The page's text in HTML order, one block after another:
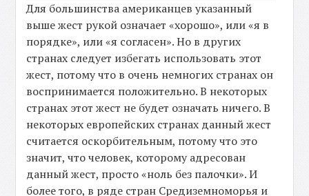
Для большинства американцев указанный
выше жест рукой означает «хорошо», или «я в
порядке», или «я согласен». Но в других
странах следует избегать использовать этот
жест, потому что в очень немногих странах он
воспринимается положительно. В некоторых
странах этот жест не будет означать ничего. В
некоторых европейских странах данный жест
считается оскорбительным, потому что это
значит, что человек, которому адресован
данный жест, просто «ноль без палочки». И
более того, в ряде стран Средиземноморья и